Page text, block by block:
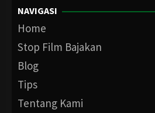
NAVIGASI
Home
Stop Film Bajakan
Blog
Tips
Tentang Kami